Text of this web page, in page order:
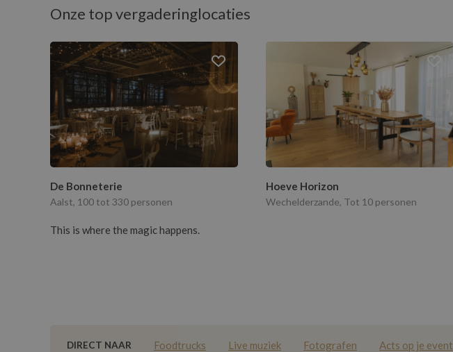
Onze top vergaderinglocaties
De Bonneterie
Aalst, 100 tot 330 personen
This is where the magic happens.
Hoeve Horizon
Wechelderzande, Tot 10 personen
DIRECT NAAR Foodtrucks Live muziek Fotografen Acts op je event